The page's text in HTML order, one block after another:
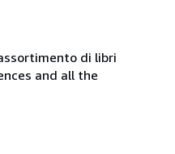
di libri
and all the